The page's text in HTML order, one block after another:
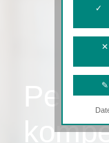
✓
✕
✎